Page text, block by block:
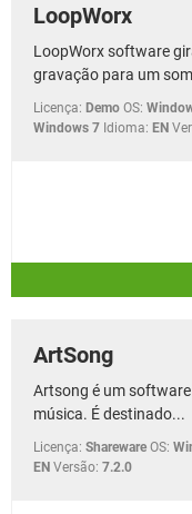
LoopWorx
LoopWorx software
gravação para um
Licença: Demo OS:
Windows 7 Idioma: EN
ArtSong
Artsong é um
música. É destinado...
Licença: Shareware OS:
EN Versão: 7.2.0